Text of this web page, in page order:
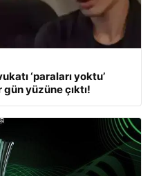
‘paraları yoktu’
gün yüzüne çıktı!